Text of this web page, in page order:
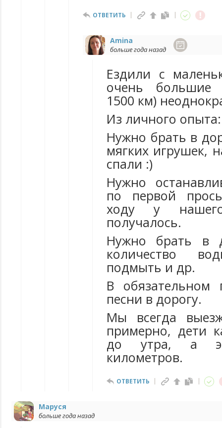
ОТВЕТИТЬ
Amina
больше года назад
Ездили с
очень большие
1500 км)
Из личного опыта:
Нужно брать в
мягких игрушек,
спали :)
Нужно
по первой
ходу у
получалось.
Нужно брать в
количество
подмыть и др.
В обязательном
песни в дорогу.
Мы всегда
примерно, дети
до утра, а
километров.
ОТВЕТИТЬ
Маруся
больше года назад